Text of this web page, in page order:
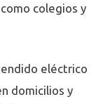
colegios y
eléctrico
domicilios y